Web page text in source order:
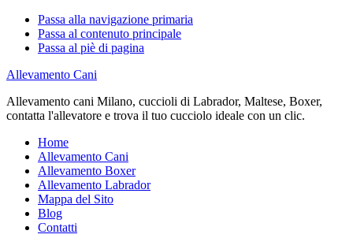
Passa alla navigazione primaria
Passa al contenuto principale
Passa al piè di pagina
Allevamento Cani
Allevamento cani Milano, cuccioli di Labrador, Maltese, Boxer,
contatta l'allevatore e trova il tuo cucciolo ideale con un clic.
Home
Allevamento Cani
Allevamento Boxer
Allevamento Labrador
Mappa del Sito
Blog
Contatti